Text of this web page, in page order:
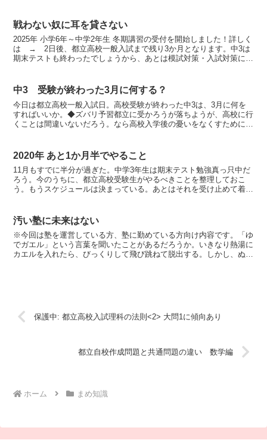
戦わない奴に耳を貸さない
2025年 小学6年～中学2年生 冬期講習の受付を開始しました！詳しく
は → 2日後、都立高校一般入試まで残り3か月となります。中3は
期末テストも終わったでしょうから、あとは模試対策・入試対策に専
中3 受験が終わった3月に何する？
今日は都立高校一般入試日。高校受験が終わった中3は、3月に何を
すればいいか。◆ズバリ予習都立に受かろうが落ちようが、高校に行
くことは間違いないだろう。なら高校入学後の憂いをなくすために、
2020年 あと1か月半でやること
11月もすでに半分が過ぎた。中学3年生は期末テスト勉強真っ只中だ
ろう。今のうちに、都立高校受験生がやるべきことを整理しておこ
う。もうスケジュールは決まっている。あとはそれを受け止めて着実
汚い塾に未来はない
※今回は塾を運営している方、塾に勤めている方向け内容です。「ゆ
でガエル」という言葉を聞いたことがあるだろうか。いきなり熱湯に
カエルを入れたら、びっくりして飛び跳ねて脱出する。しかし、ぬる
保護中: 都立高校入試理科の法則<2> 大問1に傾向あり
都立自校作成問題と共通問題の違い 数学編
ホーム まめ知識